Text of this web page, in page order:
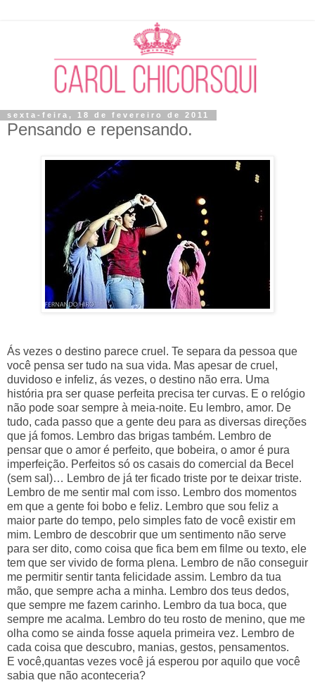
sexta-feira, 18 de fevereiro de 2011
Pensando e repensando.
Ás vezes o destino parece cruel. Te separa da pessoa que
você pensa ser tudo na sua vida. Mas apesar de cruel,
duvidoso e infeliz, ás vezes, o destino não erra. Uma
história pra ser quase perfeita precisa ter curvas. E o relógio
não pode soar sempre à meia-noite. Eu lembro, amor. De
tudo, cada passo que a gente deu para as diversas direções
que já fomos. Lembro das brigas também. Lembro de
pensar que o amor é perfeito, que bobeira, o amor é pura
imperfeição. Perfeitos só os casais do comercial da Becel
(sem sal)… Lembro de já ter ficado triste por te deixar triste.
Lembro de me sentir mal com isso. Lembro dos momentos
em que a gente foi bobo e feliz. Lembro que sou feliz a
maior parte do tempo, pelo simples fato de você existir em
mim. Lembro de descobrir que um sentimento não serve
para ser dito, como coisa que fica bem em filme ou texto, ele
tem que ser vivido de forma plena. Lembro de não conseguir
me permitir sentir tanta felicidade assim. Lembro da tua
mão, que sempre acha a minha. Lembro dos teus dedos,
que sempre me fazem carinho. Lembro da tua boca, que
sempre me acalma. Lembro do teu rosto de menino, que me
olha como se ainda fosse aquela primeira vez. Lembro de
cada coisa que descubro, manias, gestos, pensamentos.
E você,quantas vezes você já esperou por aquilo que você
sabia que não aconteceria?